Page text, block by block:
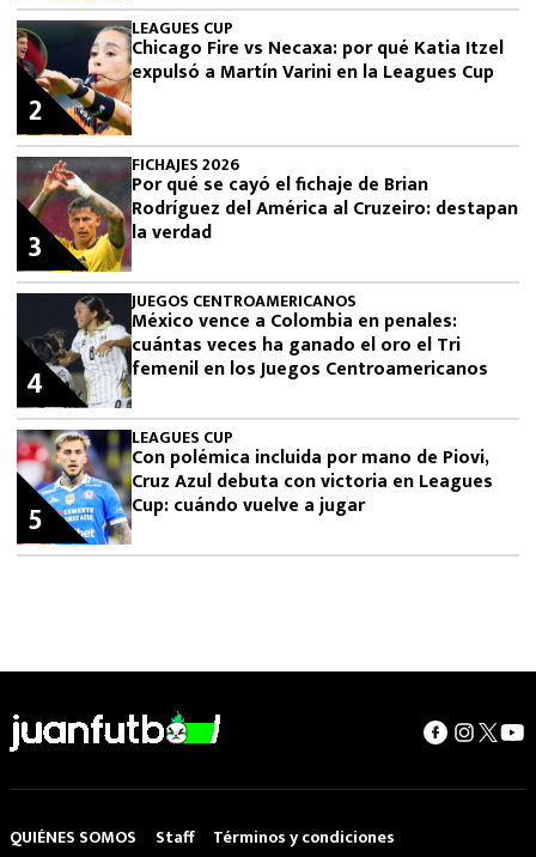
LEAGUES CUP
Chicago Fire vs Necaxa: por qué Katia Itzel
expulsó a Martín Varini en la Leagues Cup
2
FICHAJES 2026
Por qué se cayó el fichaje de Brian
Rodríguez del América al Cruzeiro: destapan
la verdad
3
JUEGOS CENTROAMERICANOS
México vence a Colombia en penales:
cuántas veces ha ganado el oro el Tri
femenil en los Juegos Centroamericanos
4
LEAGUES CUP
Con polémica incluida por mano de Piovi,
Cruz Azul debuta con victoria en Leagues
Cup: cuándo vuelve a jugar
5
QUIÉNES SOMOS Staff Términos y condiciones